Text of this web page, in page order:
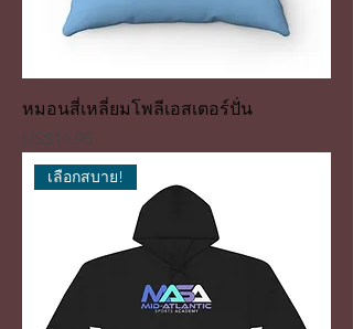
หมอนสี่เหลี่ยมโพลีเอสเตอร์ปั่น
ราคา
US$14.95
เลือกสบาย!